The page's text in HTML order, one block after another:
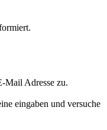
Mail Adresse zu.
eingaben und versuche